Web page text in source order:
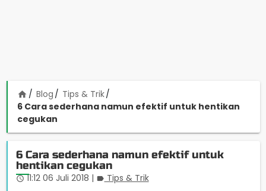
home Blog
Tips & Trik
6 Cara sederhana namun efektif untuk hentikan
cegukan
6 Cara sederhana namun efektif untuk
hentikan cegukan
access_time 11:12 06 Juli 2018 | label Tips & Trik